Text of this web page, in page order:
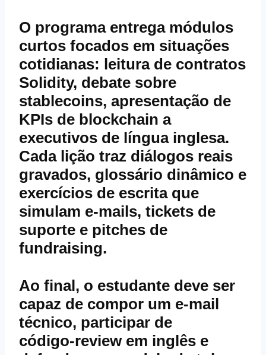
O programa entrega módulos
curtos focados em situações
cotidianas: leitura de contratos
Solidity, debate sobre
stablecoins, apresentação de
KPIs de blockchain a
executivos de língua inglesa.
Cada lição traz diálogos reais
gravados, glossário dinâmico e
exercícios de escrita que
simulam e‑mails, tickets de
suporte e pitches de
fundraising.
Ao final, o estudante deve ser
capaz de compor um e‑mail
técnico, participar de
código‑review em inglês e